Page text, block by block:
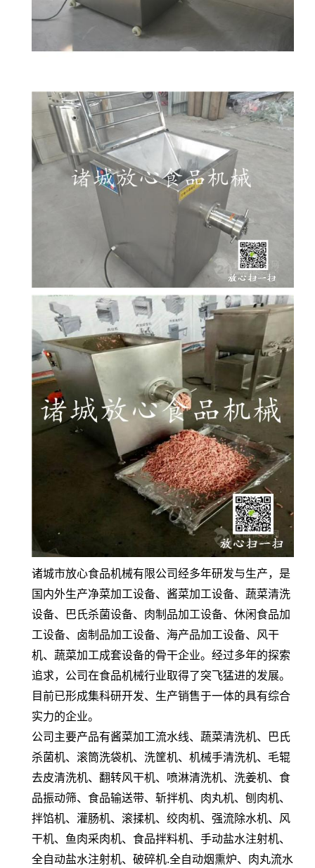
诸城市放心食品机械有限公司经多年研发与生产，是
国内外生产净菜加工设备、酱菜加工设备、蔬菜清洗
设备、巴氏杀菌设备、肉制品加工设备、休闲食品加
工设备、卤制品加工设备、海产品加工设备、风干
机、蔬菜加工成套设备的骨干企业。经过多年的探索
追求，公司在食品机械行业取得了突飞猛进的发展。
目前已形成集科研开发、生产销售于一体的具有综合
实力的企业。
公司主要产品有酱菜加工流水线、蔬菜清洗机、巴氏
杀菌机、滚筒洗袋机、洗筐机、机械手清洗机、毛辊
去皮清洗机、翻转风干机、喷淋清洗机、洗姜机、食
品振动筛、食品输送带、斩拌机、肉丸机、刨肉机、
拌馅机、灌肠机、滚揉机、绞肉机、强流除水机、风
干机、鱼肉采肉机、食品拌料机、手动盐水注射机、
全自动盐水注射机、破碎机.全自动烟熏炉、肉丸流水